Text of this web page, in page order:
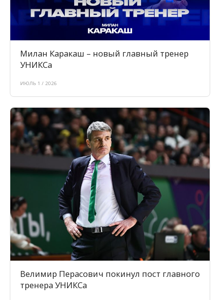
Милан Каракаш – новый главный тренер
УНИКСа
ИЮЛЬ 1 / 2026
Велимир Перасович покинул пост главного
тренера УНИКСа